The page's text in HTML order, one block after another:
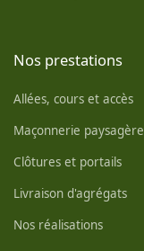
Nos prestations
Allées, cours et accès
Maçonnerie paysagère
Clôtures et portails
Livraison d'agrégats
Nos réalisations